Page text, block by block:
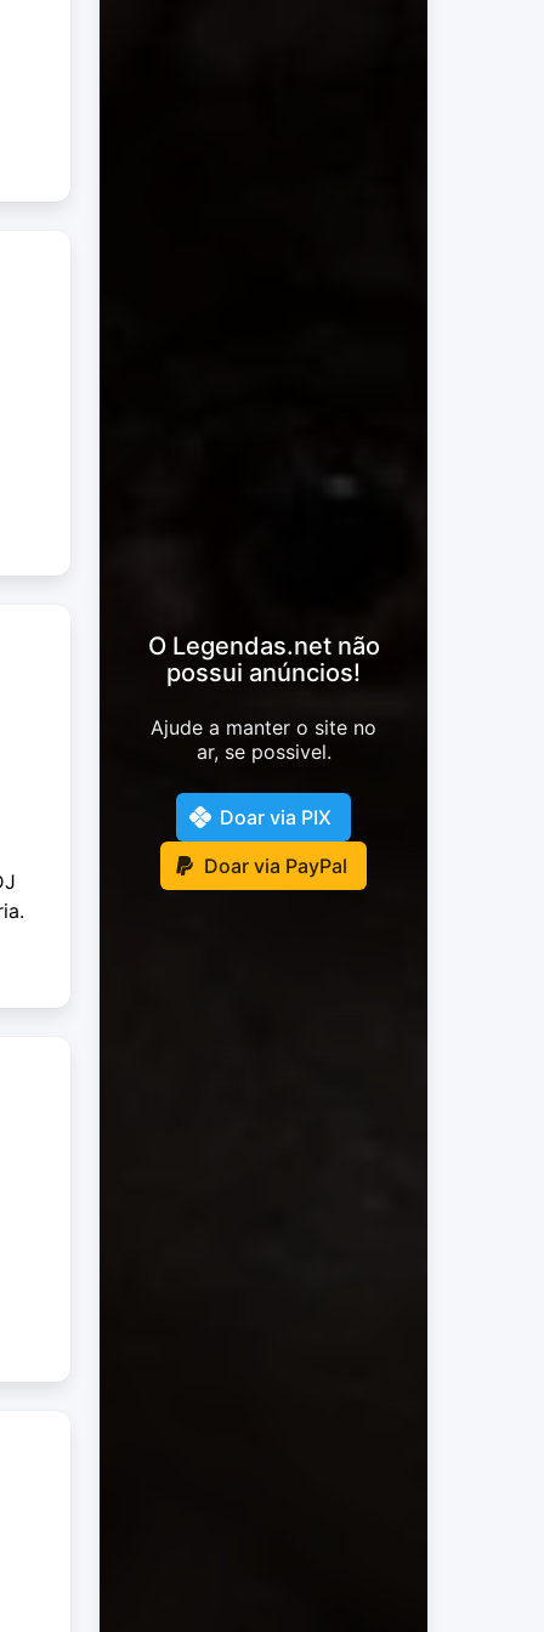
O Legendas.net não
possui anúncios!
Ajude a manter o site no
ar, se possivel.
Doar via PIX
Doar via PayPal